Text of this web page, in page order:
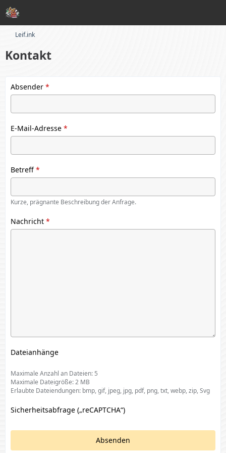
Leif.ink
Kontakt
Absender *
E-Mail-Adresse *
Betreff *
Kurze, prägnante Beschreibung der Anfrage.
Nachricht *
Dateianhänge
Maximale Anzahl an Dateien: 5
Maximale Dateigröße: 2 MB
Erlaubte Dateiendungen: bmp, gif, jpeg, jpg, pdf, png, txt, webp, zip, Svg
Sicherheitsabfrage („reCAPTCHA“)